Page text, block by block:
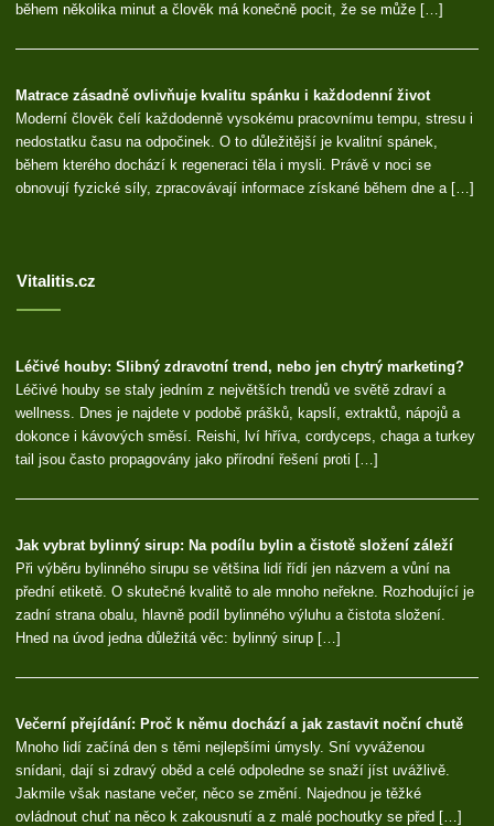
během několika minut a člověk má konečně pocit, že se může […]
Matrace zásadně ovlivňuje kvalitu spánku i každodenní život
Moderní člověk čelí každodenně vysokému pracovnímu tempu, stresu i
nedostatku času na odpočinek. O to důležitější je kvalitní spánek,
během kterého dochází k regeneraci těla i mysli. Právě v noci se
obnovují fyzické síly, zpracovávají informace získané během dne a […]
Vitalitis.cz
Léčivé houby: Slibný zdravotní trend, nebo jen chytrý marketing?
Léčivé houby se staly jedním z největších trendů ve světě zdraví a
wellness. Dnes je najdete v podobě prášků, kapslí, extraktů, nápojů a
dokonce i kávových směsí. Reishi, lví hříva, cordyceps, chaga a turkey
tail jsou často propagovány jako přírodní řešení proti […]
Jak vybrat bylinný sirup: Na podílu bylin a čistotě složení záleží
Při výběru bylinného sirupu se většina lidí řídí jen názvem a vůní na
přední etiketě. O skutečné kvalitě to ale mnoho neřekne. Rozhodující je
zadní strana obalu, hlavně podíl bylinného výluhu a čistota složení.
Hned na úvod jedna důležitá věc: bylinný sirup […]
Večerní přejídání: Proč k němu dochází a jak zastavit noční chutě
Mnoho lidí začíná den s těmi nejlepšími úmysly. Sní vyváženou
snídani, dají si zdravý oběd a celé odpoledne se snaží jíst uvážlivě.
Jakmile však nastane večer, něco se změní. Najednou je těžké
ovládnout chuť na něco k zakousnutí a z malé pochoutky se před […]